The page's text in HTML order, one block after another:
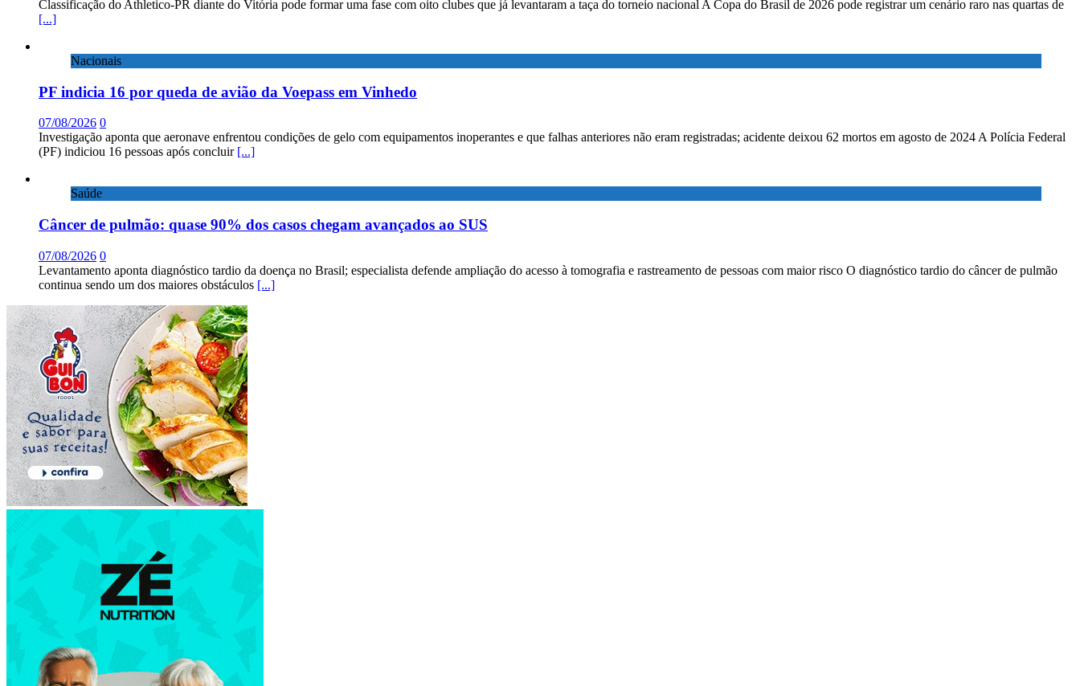
Classificação do Athletico-PR diante do Vitória pode formar uma fase com oito clubes que já levantaram a taça do torneio nacional A Copa do Brasil de 2026 pode registrar um cenário raro nas quartas de
[...]
Nacionais
PF indicia 16 por queda de avião da Voepass em Vinhedo
07/08/2026 0
Investigação aponta que aeronave enfrentou condições de gelo com equipamentos inoperantes e que falhas anteriores não eram registradas; acidente deixou 62 mortos em agosto de 2024 A Polícia Federal
(PF) indiciou 16 pessoas após concluir [...]
Saúde
Câncer de pulmão: quase 90% dos casos chegam avançados ao SUS
07/08/2026 0
Levantamento aponta diagnóstico tardio da doença no Brasil; especialista defende ampliação do acesso à tomografia e rastreamento de pessoas com maior risco O diagnóstico tardio do câncer de pulmão
continua sendo um dos maiores obstáculos [...]